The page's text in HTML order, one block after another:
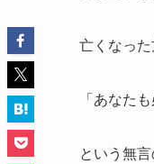
亡くなった
「あなた
という無言